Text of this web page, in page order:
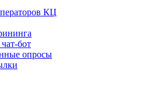
КЦ
бот
опросы